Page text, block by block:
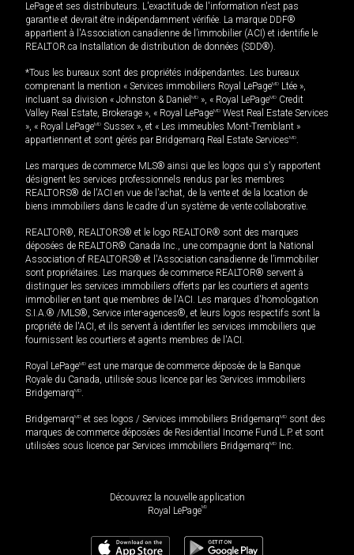
LePage et ses distributeurs. L'exactitude de l'information n'est pas
garantie et devrait être indépendamment vérifiée. La marque DDF®
appartient à l'Association canadienne de l’immobilier (ACI) et identifie le
REALTOR.ca Installation de distribution de données (SDD®).
*Tous les bureaux sont des propriétés indépendantes. Les bureaux
comprenant la mention « Services immobiliers Royal LePageMD Ltée »,
incluant sa division « Johnston & Daniel MD », « Royal LePageMD Credit
Valley Real Estate, Brokerage », « Royal LePageMD West Real Estate Services
», « Royal LePageMD Sussex », et « Les immeubles Mont-Tremblant »
appartiennent et sont gérés par Bridgemarq Real Estate ServicesMD.
Les marques de commerce MLS® ainsi que les logos qui s'y rapportent
désignent les services professionnels rendus par les membres
REALTORS® de l'ACI en vue de l'achat, de la vente et de la location de
biens immobiliers dans le cadre d'un système de vente collaborative.
REALTOR®, REALTORS® et le logo REALTOR® sont des marques
déposées de REALTOR® Canada Inc., une compagnie dont la National
Association of REALTORS® et l'Association canadienne de l’immobilier
sont propriétaires. Les marques de commerce REALTOR® servent à
distinguer les services immobiliers offerts par les courtiers et agents
immobilier en tant que membres de l'ACI. Les marques d'homologation
S.I.A.® /MLS®, Service inter-agences®, et leurs logos respectifs sont la
propriété de l'ACI, et ils servent à identifier les services immobiliers que
fournissent les courtiers et agents membres de l'ACI.
Royal LePageMD est une marque de commerce déposée de la Banque
Royale du Canada, utilisée sous licence par les Services immobiliers
BridgemarqMD.
BridgemarqMD et ses logos / Services immobiliers BridgemarqMD sont des
marques de commerce déposées de Residential Income Fund L.P. et sont
utilisées sous licence par Services immobiliers BridgemarqMD Inc.
Découvrez la nouvelle application
Royal LePageMD